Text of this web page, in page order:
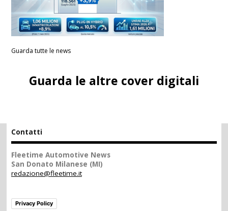
Guarda tutte le news
Guarda le altre cover digitali
Contatti
Fleetime Automotive News
San Donato Milanese (MI)
redazione@fleetime.it
Privacy Policy